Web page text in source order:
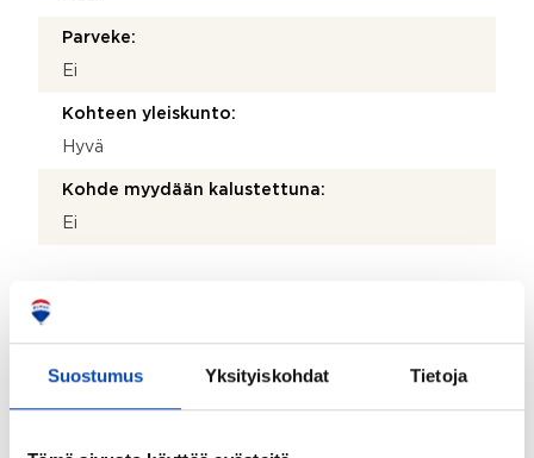
Suostumus Yksityiskohdat Tietoja
Parveke:
Ei
Kohteen yleiskunto:
Hyvä
Kohde myydään kalustettuna:
Ei
Taloyhtiö
Taloyhtiön nimi:
As Oy Päivärinnankatu 3